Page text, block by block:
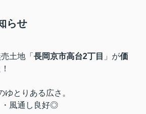
らせ
土地「 長岡京市高台2丁目 」が価
ゆとりある広さ。
・風通し良好◎